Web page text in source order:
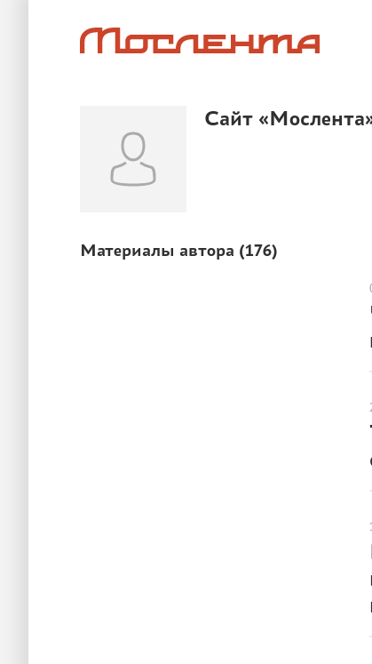
Сайт
Материалы автора (176)
ОТДЫХ